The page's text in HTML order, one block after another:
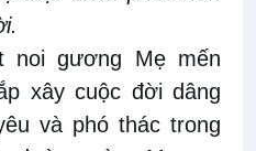
noi gương Mẹ mến
xây cuộc đời dâng
và phó thác trong